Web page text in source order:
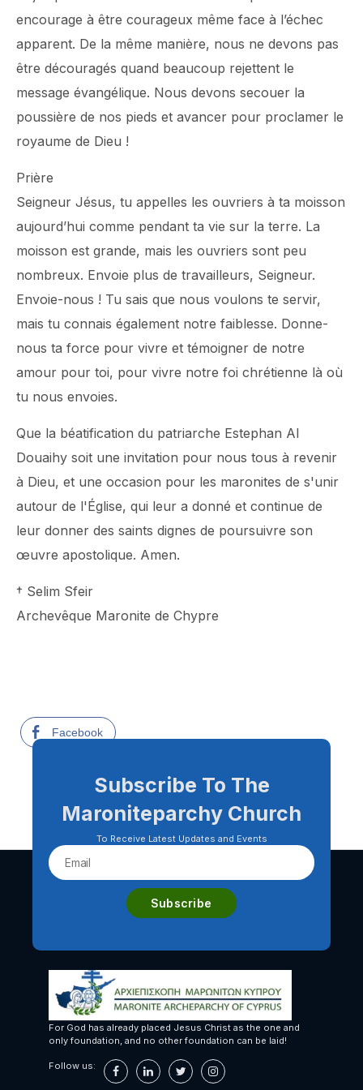
encourage à être courageux même face à l’échec
apparent. De la même manière, nous ne devons pas
être découragés quand beaucoup rejettent le
message évangélique. Nous devons secouer la
poussière de nos pieds et avancer pour proclamer le
royaume de Dieu !
Prière
Seigneur Jésus, tu appelles les ouvriers à ta moisson
aujourd’hui comme pendant ta vie sur la terre. La
moisson est grande, mais les ouvriers sont peu
nombreux. Envoie plus de travailleurs, Seigneur.
Envoie-nous ! Tu sais que nous voulons te servir,
mais tu connais également notre faiblesse. Donne-
nous ta force pour vivre et témoigner de notre
amour pour toi, pour vivre notre foi chrétienne là où
tu nous envoies.
Que la béatification du patriarche Estephan Al
Douaihy soit une invitation pour nous tous à revenir
à Dieu, et une occasion pour les maronites de s'unir
autour de l'Église, qui leur a donné et continue de
leur donner des saints dignes de poursuivre son
œuvre apostolique. Amen.
† Selim Sfeir
Archevêque Maronite de Chypre
Facebook
Subscribe To The
Maroniteparchy Church
To Receive Latest Updates and Events
For God has already placed Jesus Christ as the one and
only foundation, and no other foundation can be laid!
Follow us: